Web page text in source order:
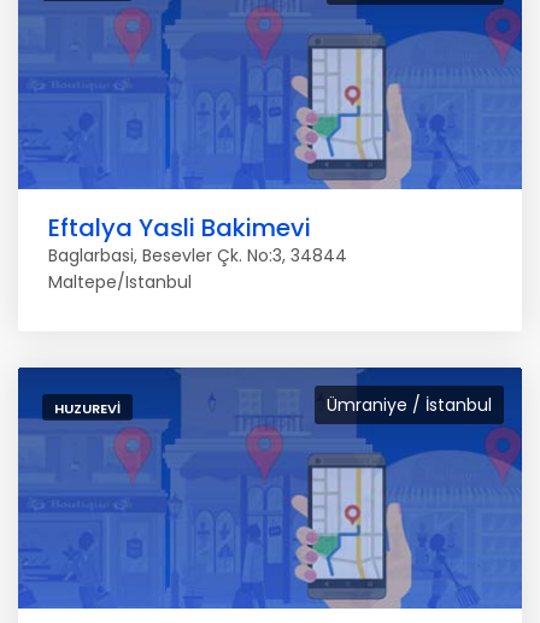
Eftalya Yasli Bakimevi
Baglarbasi, Besevler Çk. No:3, 34844
Maltepe/Istanbul
Ümraniye / İstanbul
HUZUREVI